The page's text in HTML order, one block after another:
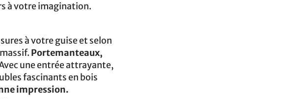
à votre imagination.
à votre guise et selon
Portemanteaux,
une entrée attrayante,
fascinants en bois
impression.